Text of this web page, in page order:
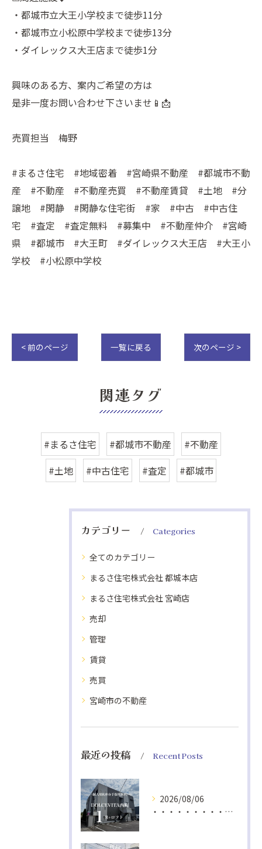
・都城市立大王小学校まで徒歩11分
・都城市立小松原中学校まで徒歩13分
・ダイレックス大王店まで徒歩1分
興味のある方、案内ご希望の方は
是非一度お問い合わせ下さいませ📱📩
売買担当 梅野
#まるさ住宅 #地域密着 #宮崎県不動産 #都城市不動
産 #不動産 #不動産売買 #不動産賃貸 #土地 #分
譲地 #閑静 #閑静な住宅街 #家 #中古 #中古住
宅 #査定 #査定無料 #募集中 #不動産仲介 #宮崎
県 #都城市 #大王町 #ダイレックス大王店 #大王小
学校 #小松原中学校
< 前のページ 一覧に戻る 次のページ >
関連タグ
#まるさ住宅 #都城市不動産
#不動産
#土地
#中古住宅 #査定 #都城市
カテゴリー Categories
全てのカテゴリー
まるさ住宅株式会社 都城本店
まるさ住宅株式会社 宮崎店
売却
管理
賃貸
売買
宮崎市の不動産
最近の投稿 Recent Posts
2026/08/06
・・・・・・・・・・・・・・・・・・・・・・・・・・ ...